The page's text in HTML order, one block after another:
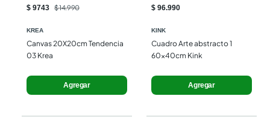
$ 9743 $ 14.990
KREA
Canvas 20X20cm Tendencia
03 Krea
Agregar
$ 96.990
KINK
Cuadro Arte abstracto 1
60x40cm Kink
Agregar